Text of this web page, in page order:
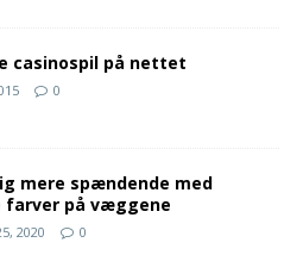
casinospil på nettet
0
mere spændende med
farver på væggene
2020 0